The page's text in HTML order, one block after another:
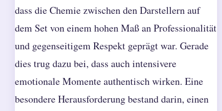
dass die Chemie zwischen den Darstellern auf
dem Set von einem hohen Maß an Professionalität
und gegenseitigem Respekt geprägt war. Gerade
dies trug dazu bei, dass auch intensivere
emotionale Momente authentisch wirken. Eine
besondere Herausforderung bestand darin, einen